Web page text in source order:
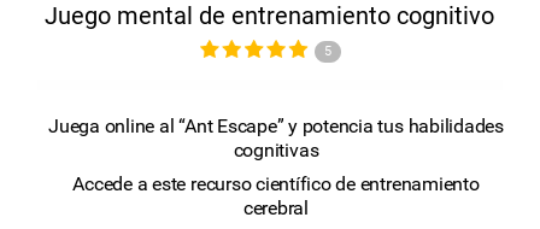
Juego mental de entrenamiento cognitivo
5
Juega online al “Ant Escape” y potencia tus habilidades
cognitivas
Accede a este recurso científico de entrenamiento
cerebral